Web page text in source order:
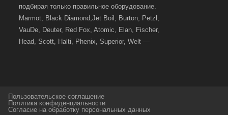
подбирая только правильное оборудование.
Marmot, Black Diamond,Jet Boil, Burton, Petzl,
VauDe, Deuter, Red Fox, Atomic, Elan, Fischer,
Head, Scott, Halti, Phenix, Superior, Welt —
и взыскательных путешественников,
спортсменов и отдыхающих.
Пользовательское соглашение
Политика конфиденциальности
Согласие на обработку персональных данных